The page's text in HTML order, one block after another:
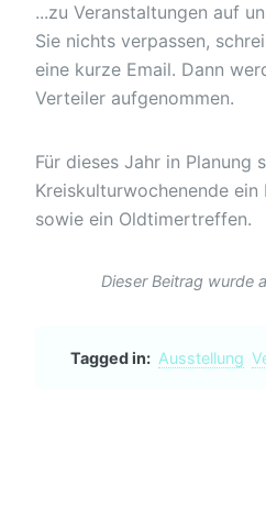
...zu Veranstaltungen auf
Sie nichts verpassen,
eine kurze Email. Dann
Verteiler aufgenommen.
Für dieses Jahr in Planung
Kreiskulturwochenende
sowie ein Oldtimertreffen.
Dieser Beitrag wurde
Tagged in: Ausstellung